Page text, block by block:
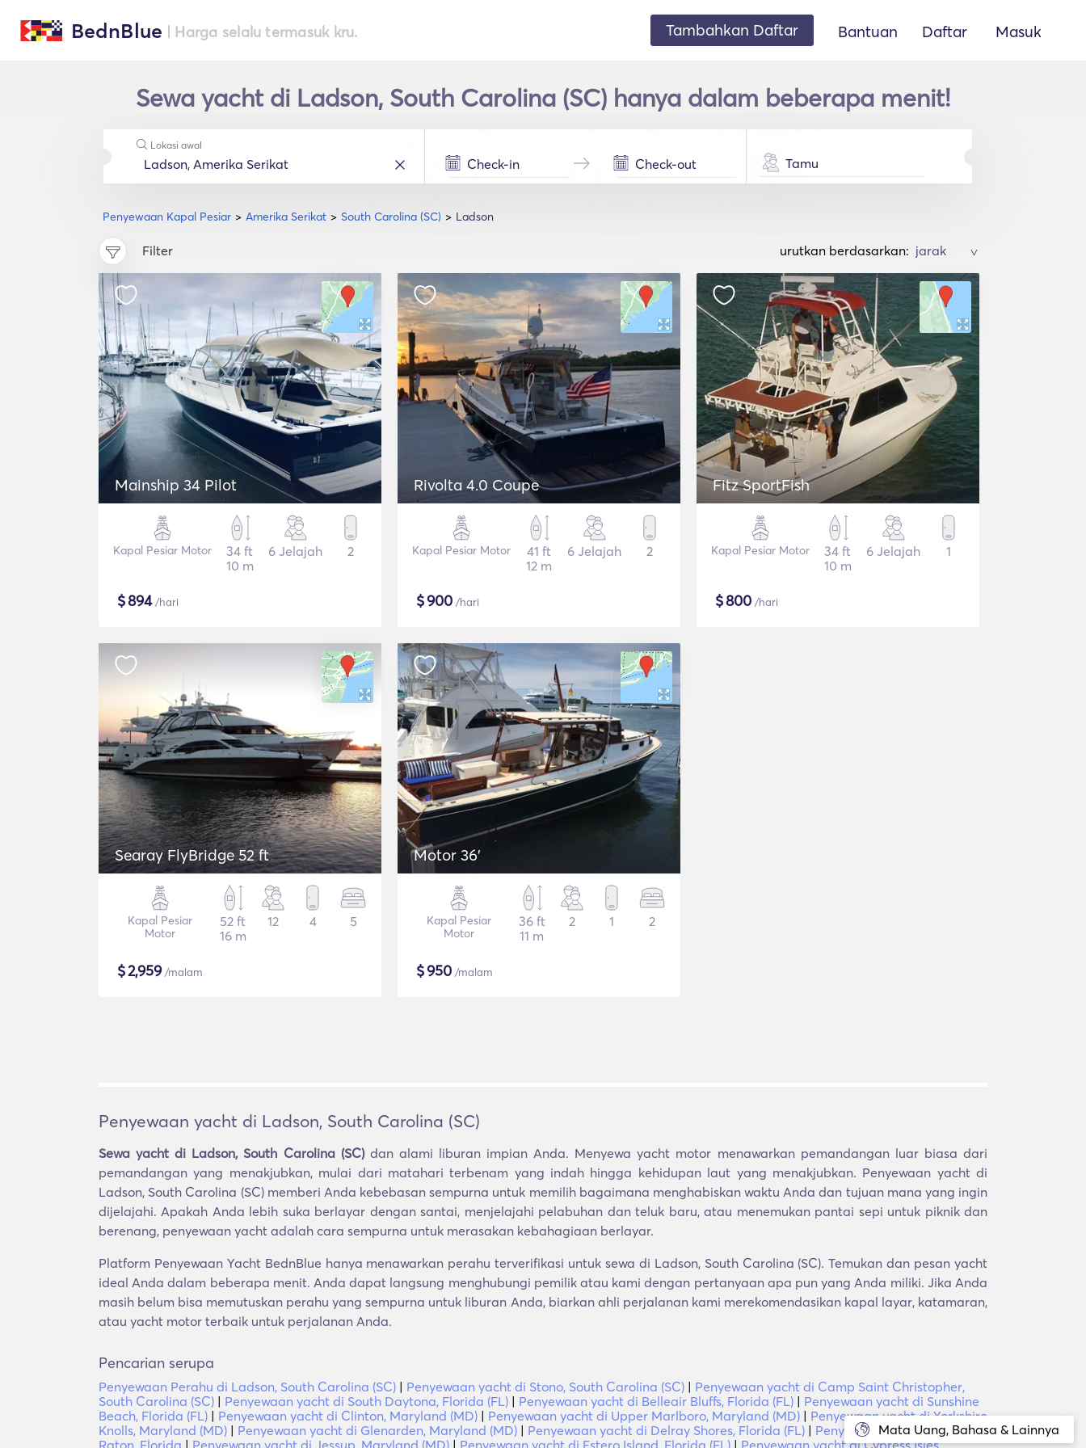
BednBlue | Harga selalu termasuk kru. Tambahkan Daftar Bantuan Daftar Masuk
Sewa yacht di Ladson, South Carolina (SC) hanya dalam beberapa menit!
Penyewaan Kapal Pesiar Amerika Serikat South Carolina (SC) Ladson
Lokasi awal
Tamu
Filter urutkan berdasarkan: >
Mainship 34 Pilot
Kapal Pesiar Motor
34 ft
10 m
6 Jelajah 2
$894/hari
Rivolta 4.0 Coupe
Kapal Pesiar Motor
41 ft
12 m
6 Jelajah 2
$900 /hari
Fitz SportFish
Kapal Pesiar Motor
34 ft
10 m
6 Jelajah 1
$800 /hari
Searay FlyBridge 52 ft
Kapal Pesiar
Motor
52 ft
16 m
12 4 5
$2,959/malam
Motor 36'
Kapal Pesiar
Motor
36 ft
11 m
2 1 2
$950 /malam
Mata Uang, Bahasa & Lainnya
Penyewaan yacht di Ladson, South Carolina (SC)
Sewa yacht di Ladson, South Carolina (SC)dan alami liburan impian Anda. Menyewa yacht motor menawarkan pemandangan luar biasa dari
pemandangan yang menakjubkan, mulai dari matahari terbenam yang indah hingga kehidupan laut yang menakjubkan. Penyewaan yacht di
Ladson, South Carolina (SC) memberi Anda kebebasan sempurna untuk memilih bagaimana menghabiskan waktu Anda dan tujuan mana yang ingin
dijelajahi. Apakah Anda lebih suka berlayar dengan santai, menjelajahi pelabuhan dan teluk baru, atau menemukan pantai sepi untuk piknik dan
berenang, penyewaan yacht adalah cara sempurna untuk merasakan kebahagiaan berlayar.
Platform Penyewaan Yacht BednBlue hanya menawarkan perahu terverifikasi untuk sewa di Ladson, South Carolina (SC). Temukan dan pesan yacht
ideal Anda dalam beberapa menit. Anda dapat langsung menghubungi pemilik atau kami dengan pertanyaan apa pun yang Anda miliki. Jika Anda
masih belum bisa memutuskan perahu yang sempurna untuk liburan Anda, biarkan ahli perjalanan kami merekomendasikan kapal layar, katamaran,
atau yacht motor terbaik untuk perjalanan Anda.
Pencarian serupa
Penyewaan Perahu di Ladson, South Carolina (SC) | Penyewaan yacht di Stono, South Carolina (SC) | Penyewaan yacht di Camp Saint Christopher,
South Carolina (SC) | Penyewaan yacht di South Daytona, Florida (FL) | Penyewaan yacht di Belleair Bluffs, Florida (FL) | Penyewaan yacht di Sunshine
Beach, Florida (FL) | Penyewaan yacht di Clinton, Maryland (MD) | Penyewaan yacht di Upper Marlboro, Maryland (MD) | Penyewaan yacht di Yorkshire
Knolls, Maryland (MD) | Penyewaan yacht di Glenarden, Maryland (MD) | Penyewaan yacht di Delray Shores, Florida (FL) | Penyewaan yacht di Boca
Raton, Florida | Penyewaan yacht di Jessup, Maryland (MD) | Penyewaan yacht di Estero Island, Florida (FL) | Penyewaan yacht di Cypress Isles